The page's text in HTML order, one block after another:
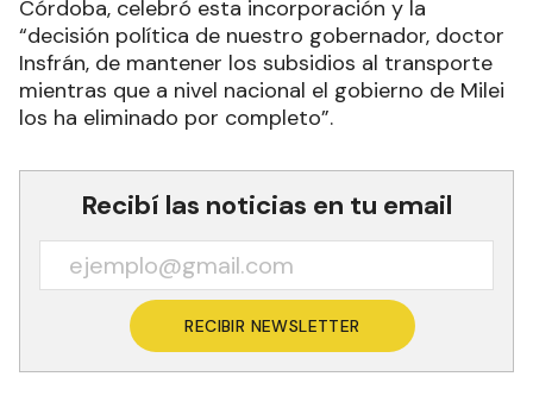
Córdoba, celebró esta incorporación y la
“decisión política de nuestro gobernador, doctor
Insfrán, de mantener los subsidios al transporte
mientras que a nivel nacional el gobierno de Milei
los ha eliminado por completo”.
Recibí las noticias en tu email
RECIBIR NEWSLETTER